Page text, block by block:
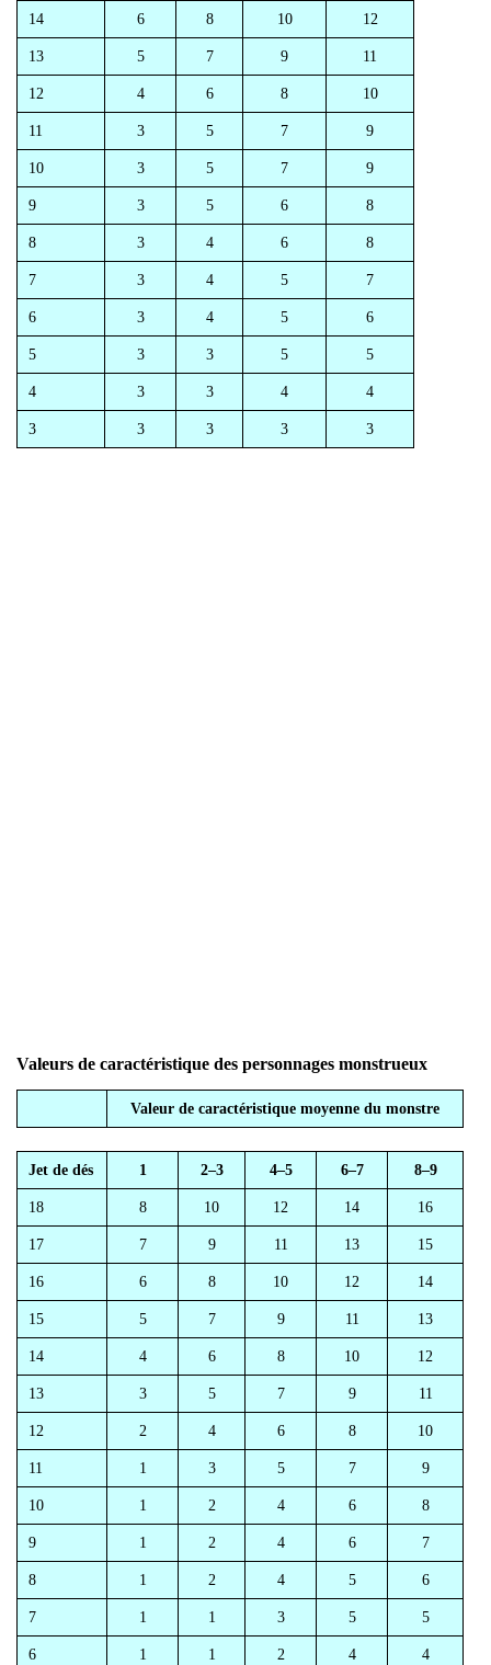
14 6 8 10 12
13 5 7 9 11
12 4 6 8 10
11 3 5 7 9
10 3 5 7 9
9 3 5 6 8
8 3 4 6 8
7 3 4 5 7
6 3 4 5 6
5 3 3 5 5
4 3 3 4 4
3 3 3 3 3
Valeurs de caractéristique des personnages monstrueux
Valeur de caractéristique moyenne du monstre
Jet de dés 1 2–3 4–5 6–7 8–9
18 8 10 12 14 16
17 7 9 11 13 15
16 6 8 10 12 14
15 5 7 9 11 13
14 4 6 8 10 12
13 3 5 7 9 11
12 2 4 6 8 10
11 1 3 5 7 9
10 1 2 4 6 8
9 1 2 4 6 7
8 1 2 4 5 6
7 1 1 3 5 5
6 1 1 2 4 4